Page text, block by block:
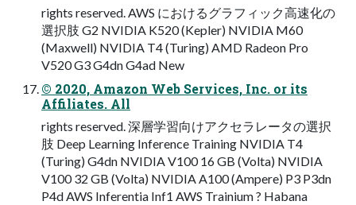
rights reserved. AWS におけるグラフィック高速化の
選択肢 G2 NVIDIA K520 (Kepler) NVIDIA M60
(Maxwell) NVIDIA T4 (Turing) AMD Radeon Pro
V520 G3 G4dn G4ad New
© 2020, Amazon Web Services, Inc. or its
Affiliates. All
rights reserved. 深層学習向けアクセラレータの選択
肢 Deep Learning Inference Training NVIDIA T4
(Turing) G4dn NVIDIA V100 16 GB (Volta) NVIDIA
V100 32 GB (Volta) NVIDIA A100 (Ampere) P3 P3dn
P4d AWS Inferentia Inf1 AWS Trainium ? Habana